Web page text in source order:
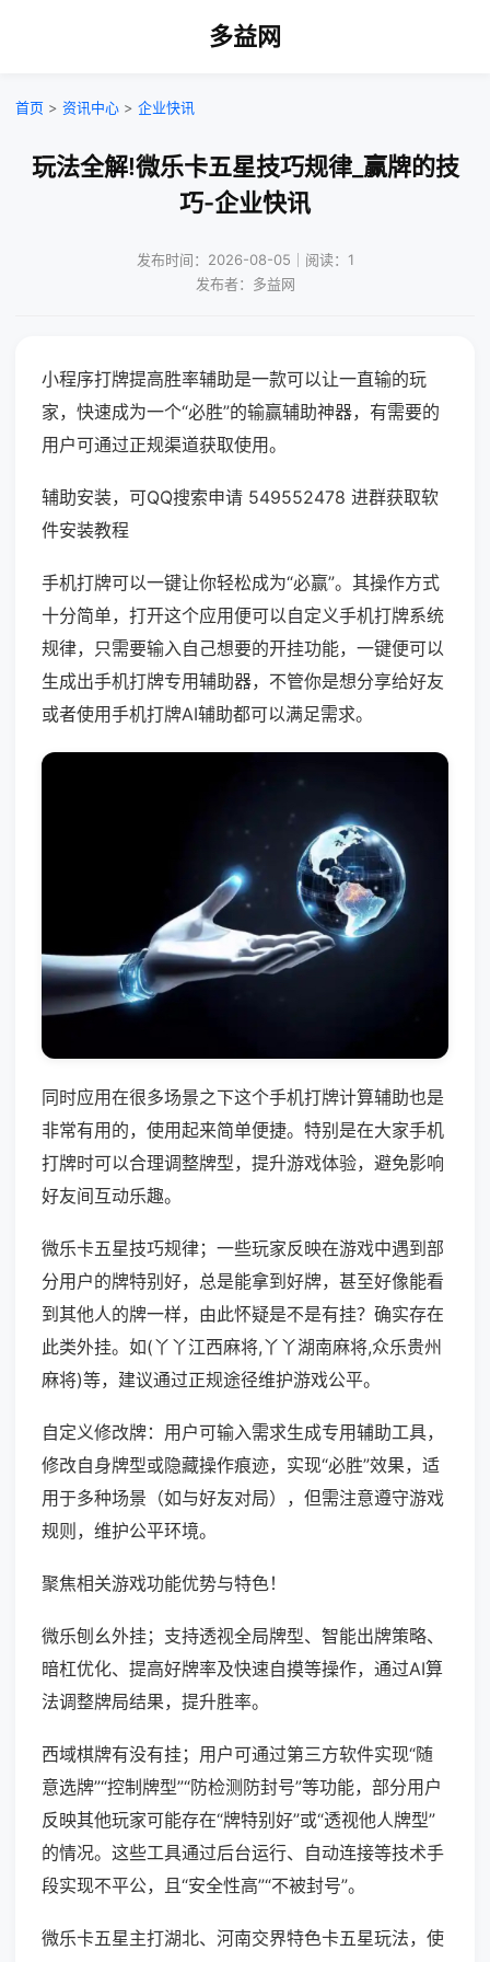
多益网
首页 > 资讯中心 > 企业快讯
玩法全解!微乐卡五星技巧规律_赢牌的技
巧-企业快讯
发布时间：2026-08-05｜阅读：1
发布者：多益网
小程序打牌提高胜率辅助是一款可以让一直输的玩
家，快速成为一个“必胜”的输赢辅助神器，有需要的
用户可通过正规渠道获取使用。
辅助安装，可QQ搜索申请 549552478 进群获取软
件安装教程
手机打牌可以一键让你轻松成为“必赢”。其操作方式
十分简单，打开这个应用便可以自定义手机打牌系统
规律，只需要输入自己想要的开挂功能，一键便可以
生成出手机打牌专用辅助器，不管你是想分享给好友
或者使用手机打牌AI辅助都可以满足需求。
同时应用在很多场景之下这个手机打牌计算辅助也是
非常有用的，使用起来简单便捷。特别是在大家手机
打牌时可以合理调整牌型，提升游戏体验，避免影响
好友间互动乐趣。
微乐卡五星技巧规律；一些玩家反映在游戏中遇到部
分用户的牌特别好，总是能拿到好牌，甚至好像能看
到其他人的牌一样，由此怀疑是不是有挂？确实存在
此类外挂。如(丫丫江西麻将,丫丫湖南麻将,众乐贵州
麻将)等，建议通过正规途径维护游戏公平。
自定义修改牌：用户可输入需求生成专用辅助工具，
修改自身牌型或隐藏操作痕迹，实现“必胜”效果，适
用于多种场景（如与好友对局），但需注意遵守游戏
规则，维护公平环境。
聚焦相关游戏功能优势与特色！
微乐刨幺外挂；支持透视全局牌型、智能出牌策略、
暗杠优化、提高好牌率及快速自摸等操作，通过AI算
法调整牌局结果，提升胜率。
西域棋牌有没有挂；用户可通过第三方软件实现“随
意选牌”“控制牌型”“防检测防封号”等功能，部分用户
反映其他玩家可能存在“牌特别好”或“透视他人牌型”
的情况。这些工具通过后台运行、自动连接等技术手
段实现不平公，且“安全性高”“不被封号”。
微乐卡五星主打湖北、河南交界特色卡五星玩法，使